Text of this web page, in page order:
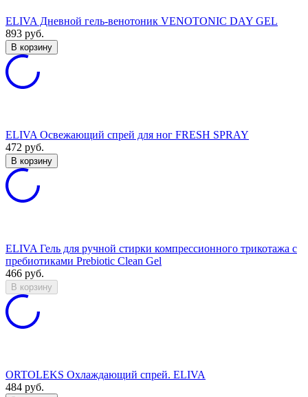
ELIVA Дневной гель-венотоник VENOTONIC DAY GEL
893 руб.
В корзину
ELIVA Освежающий спрей для ног FRESH SPRAY
472 руб.
В корзину
ELIVA Гель для ручной стирки компрессионного трикотажа с
пребиотиками Prebiotic Clean Gel
466 руб.
В корзину
ORTOLEKS Охлаждающий спрей. ELIVA
484 руб.